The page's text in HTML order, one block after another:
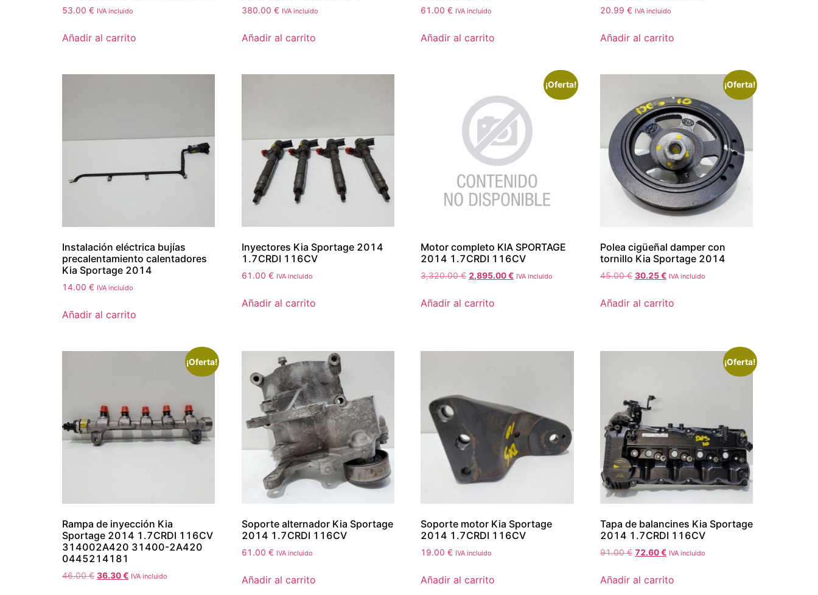
53.00 € IVA incluido
Añadir al carrito
380.00 € IVA incluido
Añadir al carrito
61.00€ IVA incluido
Añadir al carrito
20.99€ IVA incluido
Añadir al carrito
Instalación eléctrica bujías
precalentamiento calentadores
Kia Sportage 2014
14.00 € IVA incluido
Añadir al carrito
Inyectores Kia Sportage 2014
1.7CRDI 116CV
61.00 € IVA incluido
Añadir al carrito
¡Oferta!
Motor completo KIA SPORTAGE
2014 1.7CRDI 116CV
3,320.00€ 2,895.00€ IVA incluido
Añadir al carrito
¡Oferta!
Polea cigüeñal damper con
tornillo Kia Sportage 2014
45.00€ 30.25€ IVA incluido
Añadir al carrito
¡Oferta!
Rampa de inyección Kia
Sportage 2014 1.7CRDI 116CV
314002A420 31400-2A420
0445214181
46.00€ 36.30€ IVA incluido
Soporte alternador Kia Sportage
2014 1.7CRDI 116CV
61.00 € IVA incluido
Añadir al carrito
Soporte motor Kia Sportage
2014 1.7CRDI 116CV
19.00€ IVA incluido
Añadir al carrito
¡Oferta!
Tapa de balancines Kia Sportage
2014 1.7CRDI 116CV
91.00€ 72.60€ IVA incluido
Añadir al carrito